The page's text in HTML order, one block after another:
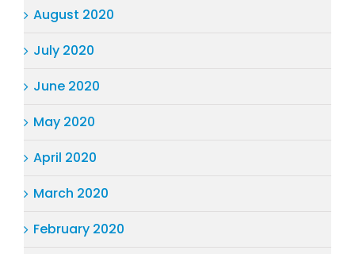
August 2020
July 2020
June 2020
May 2020
April 2020
March 2020
February 2020